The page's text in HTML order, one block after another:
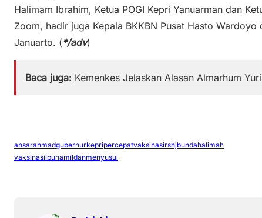
Halimam Ibrahim, Ketua POGI Kepri Yanuarman dan
Zoom, hadir juga Kepala BKKBN Pusat Hasto Wardoyo
Januarto. (*/adv)
Baca juga: Kemenkes Jelaskan Alasan Almarhum
ansarahmadgubernurkepripercepatvaksinasirshjbundahalimah
vaksinasiibuhamildanmenyusui